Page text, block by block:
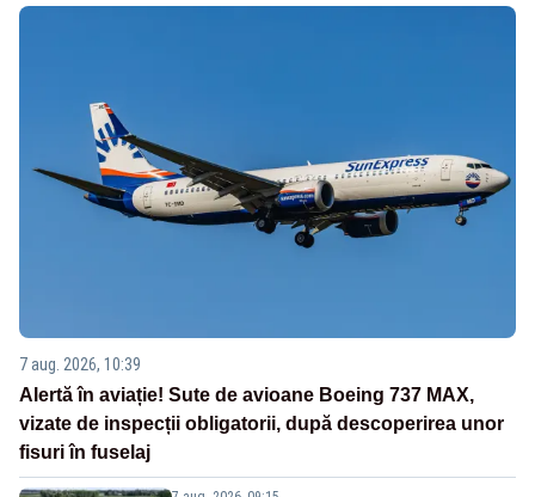
7 aug. 2026, 10:39
Alertă în aviație! Sute de avioane Boeing 737 MAX,
vizate de inspecții obligatorii, după descoperirea unor
fisuri în fuselaj